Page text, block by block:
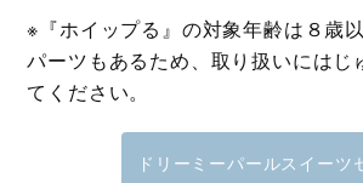
※『ホイップる』の対象年齢は８歳
パーツもあるため、取り扱いにはじ
てください。
ドリーミーパールスイーツ